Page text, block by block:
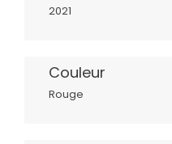
2021
Couleur
Rouge